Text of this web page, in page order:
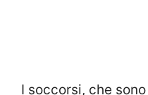
I soccorsi, che